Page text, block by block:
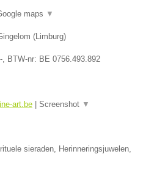
maps ▼
(Limburg)
-, BTW-nr: BE 0756.493.892
art.be Screenshot ▼
sieraden, Herinneringsjuwelen,